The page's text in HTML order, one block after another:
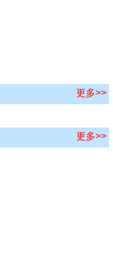
更多>>
更多>>